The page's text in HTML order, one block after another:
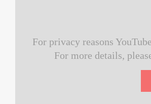
For privacy reasons
For more details,